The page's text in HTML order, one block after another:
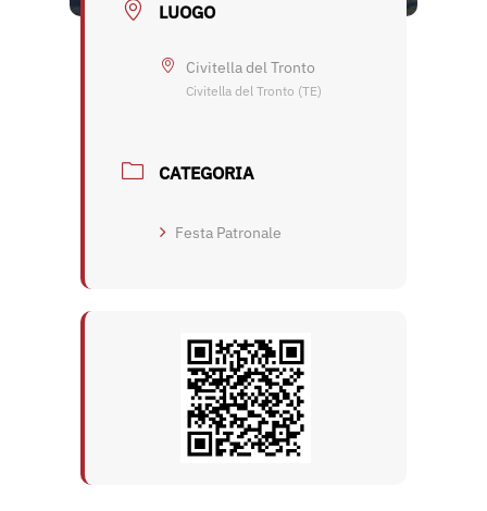
LUOGO
Civitella del Tronto
Civitella del Tronto (TE)
CATEGORIA
Festa Patronale